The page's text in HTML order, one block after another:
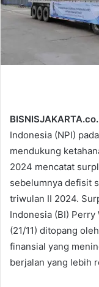
Indonesia (NPI)
mendukung
2024 mencatat
sebelumnya defisit
triwulan II 2024.
Indonesia (BI) Perry
(21/11) ditopang
finansial yang
berjalan yang lebih